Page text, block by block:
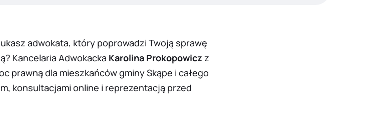
adwokata, który poprowadzi Twoją sprawę
Kancelaria Adwokacka Karolina Prokopowicz z
prawną dla mieszkańców gminy Skąpe i całego
konsultacjami online i reprezentacją przed